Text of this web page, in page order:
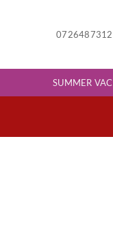
0726487312
SUMMER